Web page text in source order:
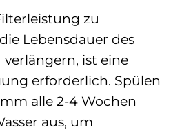
zu
Lebensdauer des
ist eine
erforderlich. Spülen
alle 2-4 Wochen
aus, um